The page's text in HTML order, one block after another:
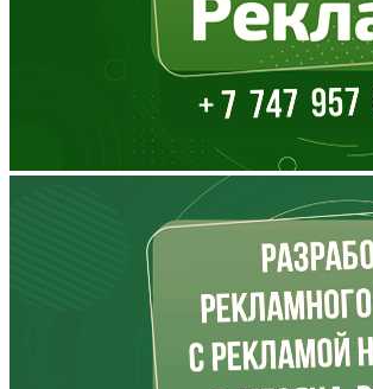
Еврейская АО
Забайкальский край
Запорожская область
Ивановская область
Иркутская область
Кабардино-Балкария
Калининградская область
Калмыкия